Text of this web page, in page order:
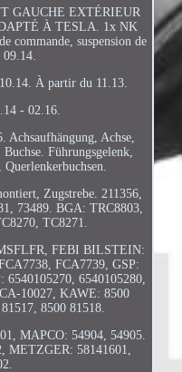
GAUCHE EXTÉRIEUR
À TESLA. 1x NK
commande, suspension de
À partir du 11.13.
- 02.16.
Achse,
Führungsgelenk,
Zugstrebe. 211356,
73489. BGA: TRC8803,
TC8271.
FEBI BILSTEIN:
FCA7739, GSP:
6540105270, 6540105280,
10027, KAWE: 8500
8500 81518.
MAPCO: 54904, 54905.
58141601,